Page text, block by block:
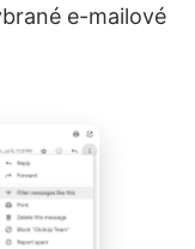
e-mailové